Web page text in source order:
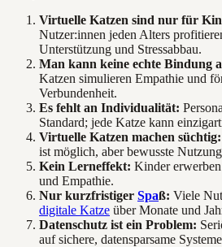
Virtuelle Katzen sind nur für
Nutzer:innen jeden Alters
Unterstützung und Stressabbau.
Man kann keine echte Bindung
Katzen simulieren Empathie und
Verbundenheit.
Es fehlt an Individualität:
Standard; jede Katze kann
Virtuelle Katzen machen süchtig:
ist möglich, aber bewusste
Kein Lerneffekt: Kinder
und Empathie.
Nur kurzfristiger Spaß: Viele
digitale Katze über Monate und
Datenschutz ist ein Problem:
auf sichere, datensparsame